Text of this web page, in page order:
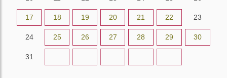
17 18 19 20 21 22 23
24 25 26 27 28 29 30
31